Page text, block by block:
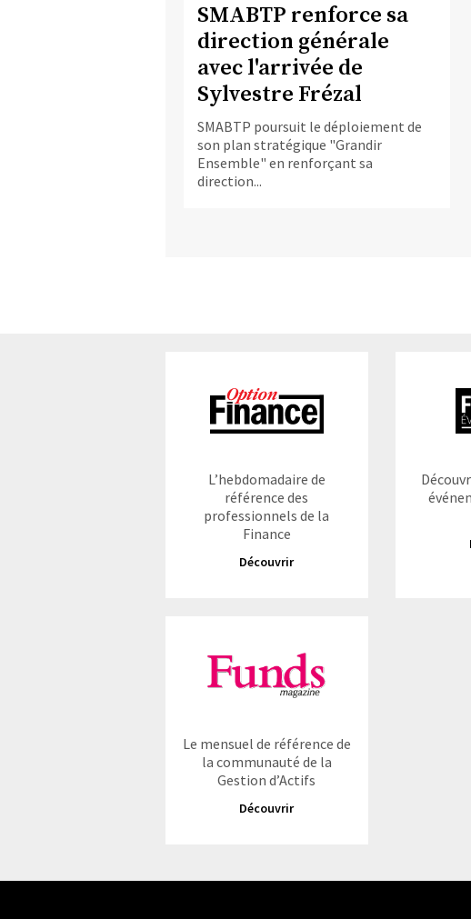
SMABTP renforce sa
direction générale
avec l'arrivée de
Sylvestre Frézal
SMABTP poursuit le déploiement de
son plan stratégique "Grandir
Ensemble" en renforçant sa
direction...
L’hebdomadaire de
référence des
professionnels de la
Finance
Découvrir
Le mensuel de référence de
la communauté de la
Gestion d’Actifs
Découvrir